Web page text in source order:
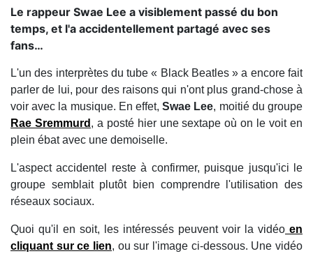
Le rappeur Swae Lee a visiblement passé du bon
temps, et l'a accidentellement partagé avec ses
fans…
L'un des interprètes du tube « Black Beatles » a encore fait
parler de lui, pour des raisons qui n'ont plus grand-chose à
voir avec la musique. En effet,Swae Lee, moitié du groupe
Rae Sremmurd , a posté hier une sextape où on le voit en
plein ébat avec une demoiselle.
L'aspect accidentel reste à confirmer, puisque jusqu'ici le
groupe semblait plutôt bien comprendre l'utilisation des
réseaux sociaux.
Quoi qu'il en soit, les intéressés peuvent voir la vidéo en
cliquant sur ce lien, ou sur l'image ci-dessous. Une vidéo